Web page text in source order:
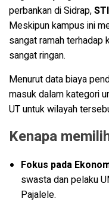
perbankan di Sidrap,
Meskipun kampus ini
sangat ramah terhadap
sangat ringan.
Menurut data biaya
masuk dalam kategori
UT untuk wilayah
Kenapa
Fokus pada
swasta dan pelaku
Pajalele.